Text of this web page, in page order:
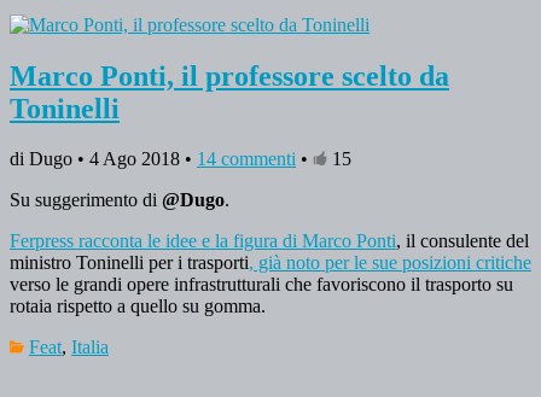
Marco Ponti, il professore scelto da
Toninelli
di Dugo • 4 Ago 2018 • 14 commenti •
15
Su suggerimento di @Dugo.
Ferpress racconta le idee e la figura di Marco Ponti, il consulente del
ministro Toninelli per i trasporti, già noto per le sue posizioni critiche
verso le grandi opere infrastrutturali che favoriscono il trasporto su
rotaia rispetto a quello su gomma.
Feat, Italia